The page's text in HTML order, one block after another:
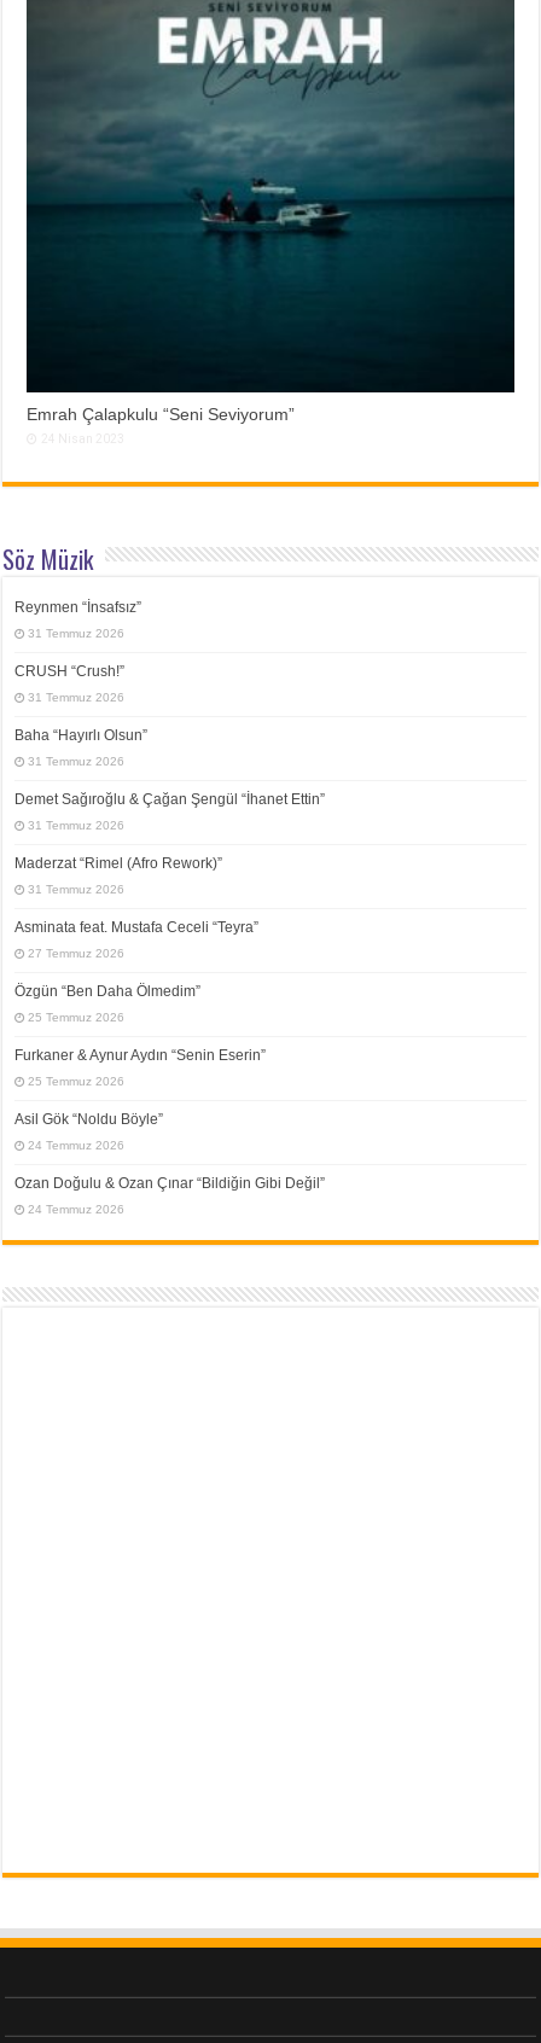
Emrah Çalapkulu “Seni Seviyorum”
Söz Müzik
Reynmen “İnsafsız”
31 Temmuz 2026
CRUSH “Crush!”
31 Temmuz 2026
Baha “Hayırlı Olsun”
31 Temmuz 2026
Demet Sağıroğlu & Çağan Şengül “İhanet Ettin”
31 Temmuz 2026
Maderzat “Rimel (Afro Rework)”
31 Temmuz 2026
Asminata feat. Mustafa Ceceli “Teyra”
27 Temmuz 2026
Özgün “Ben Daha Ölmedim”
25 Temmuz 2026
Furkaner & Aynur Aydın “Senin Eserin”
25 Temmuz 2026
Asil Gök “Noldu Böyle”
24 Temmuz 2026
Ozan Doğulu & Ozan Çınar “Bildiğin Gibi Değil”
24 Temmuz 2026